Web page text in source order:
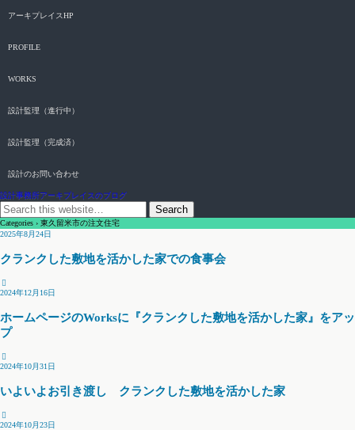
アーキプレイスHP
PROFILE
WORKS
設計監理（進行中）
設計監理（完成済）
設計のお問い合わせ
設計事務所アーキプレイスのブログ
Categories › 東久留米市の注文住宅
2025年8月24日
クランクした敷地を活かした家での食事会
2024年12月16日
ホームページのWorksに『クランクした敷地を活かした家』をアッ
プ
2024年10月31日
いよいよお引き渡し クランクした敷地を活かした家
2024年10月23日